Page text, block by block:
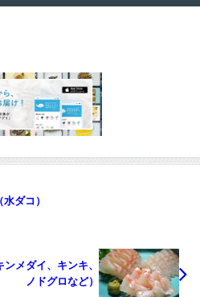
ダコ）
メダイ、キンキ、
ノドグロなど）